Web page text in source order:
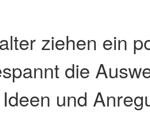
ziehen ein
die
und